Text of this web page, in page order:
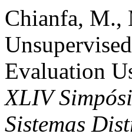
Chianfa, M.,
Evaluation
XLIV
Sistemas